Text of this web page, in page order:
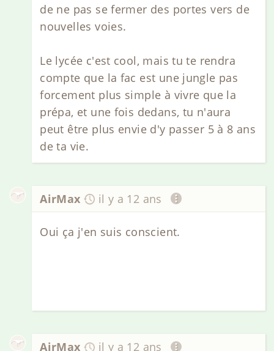
de ne pas se fermer des portes vers de
nouvelles voies.
Le lycée c'est cool, mais tu te rendra
compte que la fac est une jungle pas
forcement plus simple à vivre que la
prépa, et une fois dedans, tu n'aura
peut être plus envie d'y passer 5 à 8 ans
de ta vie.
AirMax il y a 12 ans
Oui ça j'en suis conscient.
AirMax il y a 12 ans